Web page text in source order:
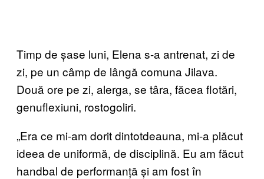
Timp de șase luni, Elena s-a antrenat, zi de
zi, pe un câmp de lângă comuna Jilava.
Două ore pe zi, alerga, se târa, făcea flotări,
genuflexiuni, rostogoliri.
„Era ce mi-am dorit dintotdeauna, mi-a plăcut
ideea de uniformă, de disciplină. Eu am făcut
handbal de performanță și am fost în